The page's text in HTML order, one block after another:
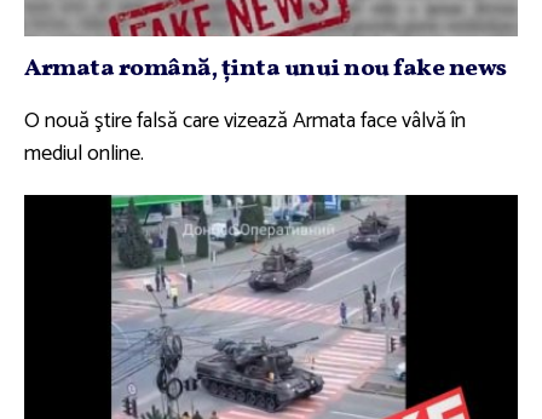
Armata română, ţinta unui nou fake news
O nouă ştire falsă care vizează Armata face vâlvă în
mediul online.